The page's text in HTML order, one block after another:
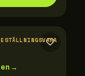
· DONIC
→